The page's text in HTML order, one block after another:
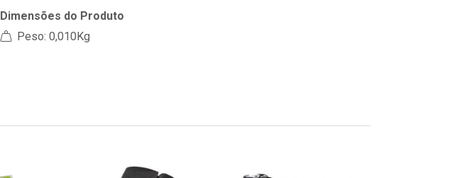
Dimensões do Produto
Peso: 0,010Kg